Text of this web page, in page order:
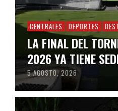
CENTRALES DEPORTES
LA FINAL DEL
2026 YA TIENE
5 AGOSTO, 2026